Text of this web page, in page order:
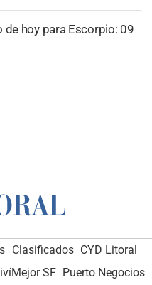
de hoy para Escorpio: 09
Clasificados CYD Litoral
SF Puerto Negocios